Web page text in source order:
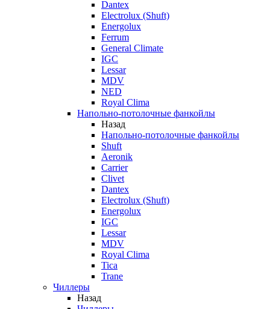
Dantex
Electrolux (Shuft)
Energolux
Ferrum
General Climate
IGC
Lessar
MDV
NED
Royal Clima
Напольно-потолочные фанкойлы
Назад
Напольно-потолочные фанкойлы
Shuft
Aeronik
Carrier
Clivet
Dantex
Electrolux (Shuft)
Energolux
IGC
Lessar
MDV
Royal Clima
Tica
Trane
Чиллеры
Назад